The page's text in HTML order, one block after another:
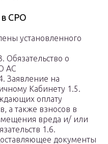
в СРО
установленного
Обязательство о
АС
Заявление на
Кабинету 1.5.
оплату
а также взносов в
вреда и/ или
1.6.
документы